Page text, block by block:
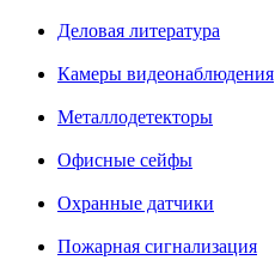
Деловая литература
Камеры видеонаблюдения
Металлодетекторы
Офисные сейфы
Охранные датчики
Пожарная сигнализация